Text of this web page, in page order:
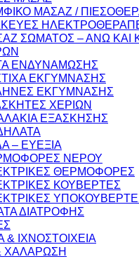
ΜΑΣΑΖ /
ΣΩΜΑΤΟΣ – ΑΝΩ ΚΑΙ
ΕΝΔΥΝΑΜΩΣΗΣ
ΕΚΓΥΜΝΑΣΗΣ
ΕΚΓΥΜΝΑΣΗΣ
ΧΕΡΙΩΝ
ΕΞΑΣΚΗΣΗΣ
– ΕΥΕΞΙΑ
ΝΕΡΟΥ
ΘΕΡΜΟΦΟΡΕΣ
ΚΟΥΒΕΡΤΕΣ
ΔΙΑΤΡΟΦΗΣ
ΙΧΝΟΣΤΟΙΧΕΙΑ
ΧΑΛΑΡΩΣΗ